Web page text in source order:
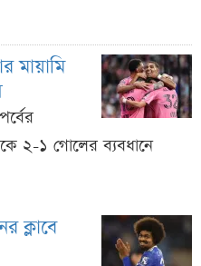
মায়ামি
২-১ গোলের ব্যবধানে
ক্লাবে